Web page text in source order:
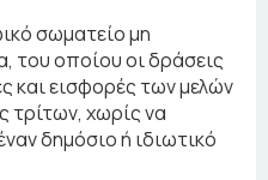
σωματείο μη
του οποίου οι δράσεις
και εισφορές των μελών
τρίτων, χωρίς να
δημόσιο ή ιδιωτικό